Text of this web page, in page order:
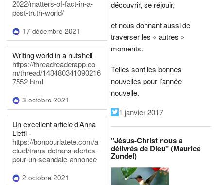
2022/matters-of-fact-in-a-
post-truth-world/
17 décembre 2021
Writing world in a nutshell -
https://threadreaderapp.co
m/thread/143480341090216
7552.html
3 octobre 2021
Un excellent article d’Anna
Lietti -
https://bonpourlatete.com/a
ctuel/trans-detrans-alertes-
pour-un-scandale-annonce
2 octobre 2021
découvrir, se réjouir,
et nous donnant aussi de
traverser les « autres »
moments.
Telles sont les bonnes
nouvelles pour l’année
nouvelle.
1 janvier 2017
"Jésus-Christ nous a
délivrés de Dieu" (Maurice
Zundel)